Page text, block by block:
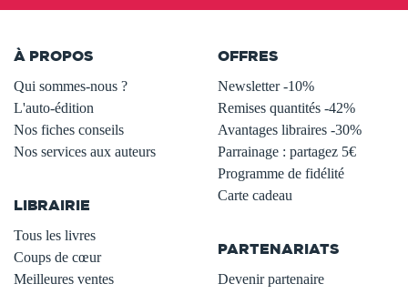
À PROPOS
Qui sommes-nous ?
L'auto-édition
Nos fiches conseils
Nos services aux auteurs
LIBRAIRIE
Tous les livres
Coups de cœur
Meilleures ventes
OFFRES
Newsletter -10%
Remises quantités -42%
Avantages libraires -30%
Parrainage : partagez 5€
Programme de fidélité
Carte cadeau
PARTENARIATS
Devenir partenaire